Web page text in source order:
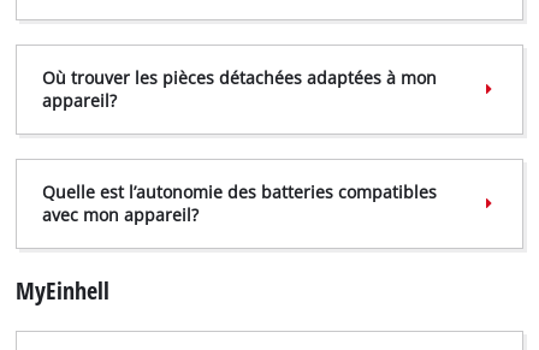
Où trouver les pièces détachées adaptées à mon
appareil?
Quelle est l’autonomie des batteries compatibles
avec mon appareil?
MyEinhell